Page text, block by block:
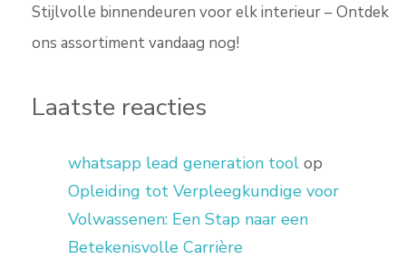
Stijlvolle binnendeuren voor elk interieur – Ontdek
ons assortiment vandaag nog!
Laatste reacties
whatsapp lead generation tool op
Opleiding tot Verpleegkundige voor
Volwassenen: Een Stap naar een
Betekenisvolle Carrière